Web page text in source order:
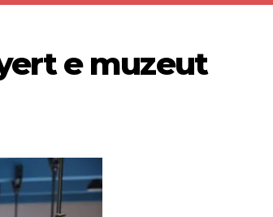
e muzeut